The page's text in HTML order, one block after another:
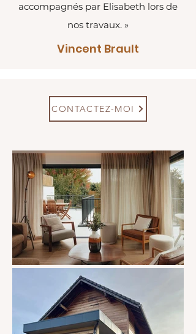
accompagnés par Elisabeth lors de
nos travaux. »
Vincent Brault
CONTACTEZ-MOI